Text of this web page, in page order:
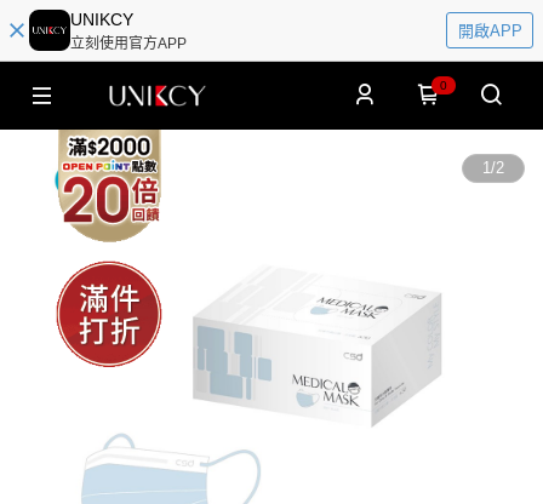
UNIKCY
立刻使用官方APP
開啟APP
0
1/2